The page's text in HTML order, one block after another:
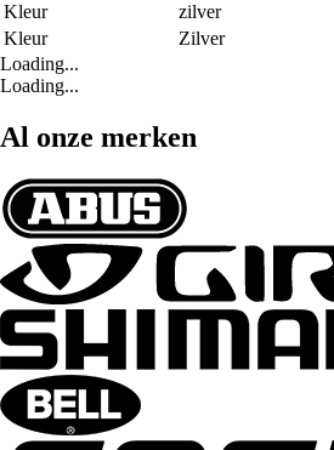
Kleur
zilver
Kleur
Zilver
Loading...
Loading...
Al onze merken